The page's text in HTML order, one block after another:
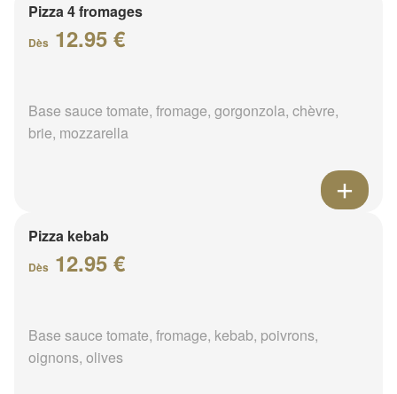
Pizza 4 fromages
Dès 12.95 €
Base sauce tomate, fromage, gorgonzola, chèvre,
brie, mozzarella
Pizza kebab
Dès 12.95 €
Base sauce tomate, fromage, kebab, poivrons,
oignons, olives